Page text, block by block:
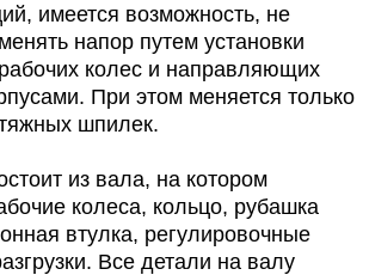
имеется возможность, не
напор путем установки
колес и направляющих
При этом меняется только
шпилек.
из вала, на котором
колеса, кольцо, рубашка
втулка, регулировочные
Все детали на валу